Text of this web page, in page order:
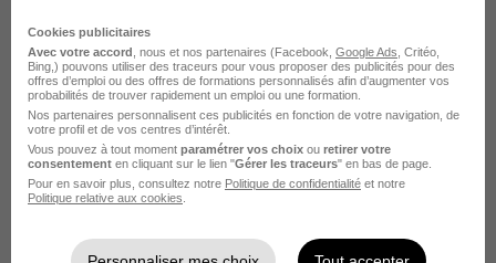
Acadomia recrute autour de Cap-d'Ail
Acadomia Nice
Cookies publicitaires
Avec votre accord , nous et nos partenaires (Facebook, Google Ads , Critéo,
Bing,) pouvons utiliser des traceurs pour vous proposer des publicités pour des
offres d’emploi ou des offres de formations personnalisés afin d’augmenter vos
probabilités de trouver rapidement un emploi ou une formation.
Nos partenaires personnalisent ces publicités en fonction de votre navigation, de
votre profil et de vos centres d’intérêt.
Vous pouvez à tout moment paramétrer vos choix ou retirer votre
consentement en cliquant sur le lien "Gérer les traceurs" en bas de page.
Pour en savoir plus, consultez notre Politique de confidentialité et notre
Politique relative aux cookies